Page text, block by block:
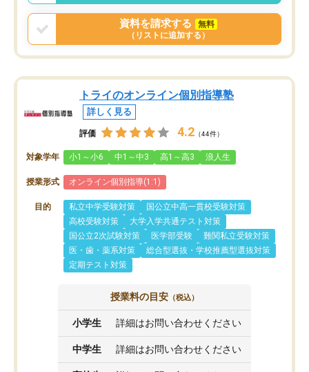
資料を請求する
無料
（リストに追加する）
トライのオンライン個別指導塾
詳しく見る
評価 4.2 （44件）
対象学年 小1～小6 中1～中3 高1～高3 浪人生
授業形式 オンライン個別指導(1:1)
目的 私立中学受験対策
国公立中高一貫校受験対策
高校受験対策
大学入学共通テスト対策
国公立2次試験対策
医学部受験
難関私立受験対策
医・歯・薬系対策
総合型選抜・学校推薦型選抜対策
定期テスト対策
授業料の目安 （税込）
小学生 詳細はお問い合わせください
中学生 詳細はお問い合わせください